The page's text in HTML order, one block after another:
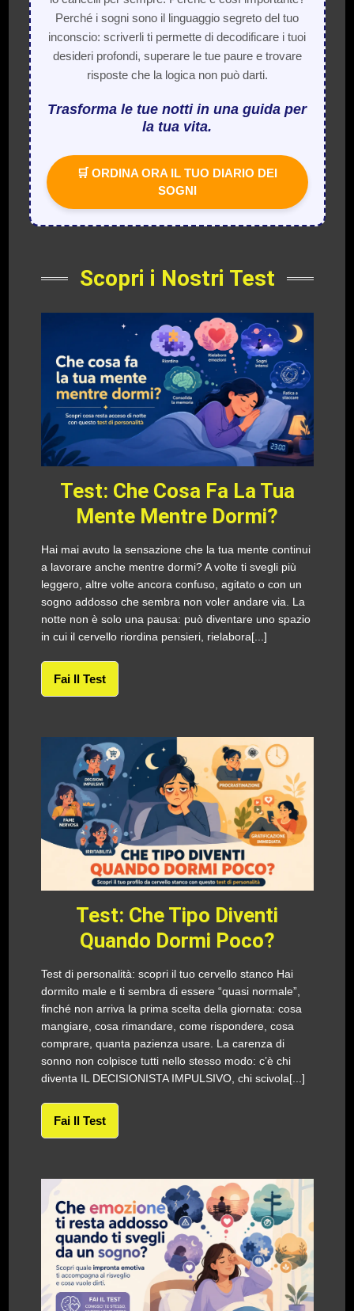
Perché i sogni sono il linguaggio segreto del tuo
inconscio: scriverli ti permette di decodificare i tuoi
desideri profondi, superare le tue paure e trovare
risposte che la logica non può darti.
Trasforma le tue notti in una guida per
la tua vita.
🛒 ORDINA ORA IL TUO DIARIO DEI
SOGNI
Scopri i Nostri Test
Test: Che Cosa Fa La Tua
Mente Mentre Dormi?
Hai mai avuto la sensazione che la tua mente continui
a lavorare anche mentre dormi? A volte ti svegli più
leggero, altre volte ancora confuso, agitato o con un
sogno addosso che sembra non voler andare via. La
notte non è solo una pausa: può diventare uno spazio
in cui il cervello riordina pensieri, rielabora[...]
Fai Il Test
Test: Che Tipo Diventi
Quando Dormi Poco?
Test di personalità: scopri il tuo cervello stanco Hai
dormito male e ti sembra di essere “quasi normale”,
finché non arriva la prima scelta della giornata: cosa
mangiare, cosa rimandare, come rispondere, cosa
comprare, quanta pazienza usare. La carenza di
sonno non colpisce tutti nello stesso modo: c’è chi
diventa IL DECISIONISTA IMPULSIVO, chi scivola[...]
Fai Il Test